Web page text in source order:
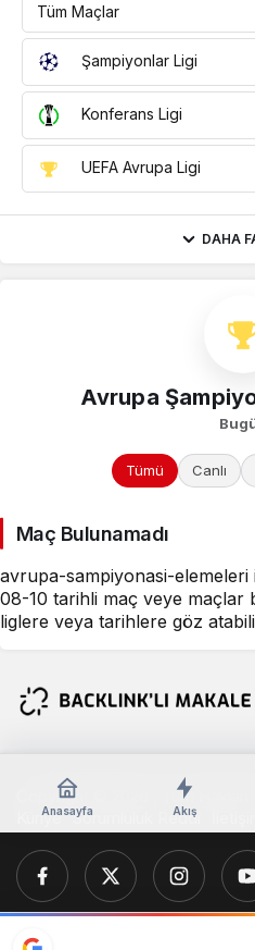
Tüm Maçlar
Şampiyonlar Ligi
Konferans Ligi
UEFA Avrupa Ligi
DAHA
Avrupa
Tümü Canlı
Maç Bulunamadı
avrupa-sampiyonasi-
08-10 tarihli maç veye maçlar
liglere veya tarihlere göz
Anasayfa Akış
Copyright © 2026 , Tüm
Künye Sorumluluk Reddi